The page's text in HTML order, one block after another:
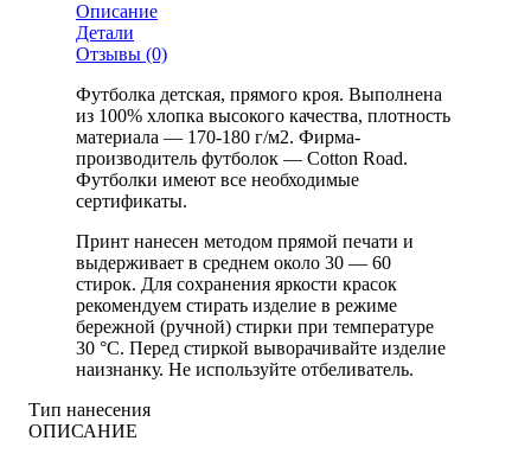
Описание
Детали
Отзывы (0)
Футболка детская, прямого кроя. Выполнена
из 100% хлопка высокого качества, плотность
материала — 170-180 г/м2. Фирма-
производитель футболок — Cotton Road.
Футболки имеют все необходимые
сертификаты.
Принт нанесен методом прямой печати и
выдерживает в среднем около 30 — 60
стирок. Для сохранения яркости красок
рекомендуем стирать изделие в режиме
бережной (ручной) стирки при температуре
30 °C. Перед стиркой выворачивайте изделие
наизнанку. Не используйте отбеливатель.
Тип нанесения
ОПИСАНИЕ